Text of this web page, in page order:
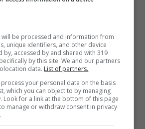
degli studi Mediaset romani
Palatino.
è massima e lui non
modo di fare parlare in
il “flirting selvaggio”
la collega Viviana Guglielmi,
in quella ben nota
be processed and information from
unique identifiers, and other device
by, accessed by and shared with 319
by this site. We and our partners
data. List of partners.
your personal data on the basis
which you can object to by managing
Look for a link at the bottom of this page
manage or withdraw consent in privacy